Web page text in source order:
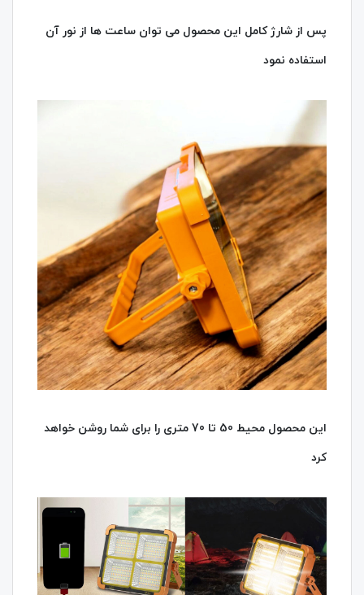
پس از شارژ کامل این محصول می توان ساعت ها از نور آن
استفاده نمود
این محصول محیط 50 تا 70 متری را برای شما روشن خواهد
کرد